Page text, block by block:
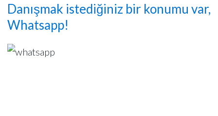
Danışmak istediğiniz bir konumu var,
Whatsapp!